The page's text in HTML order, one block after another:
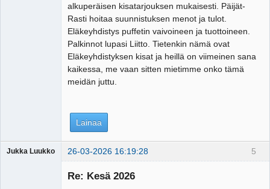
alkuperäisen kisatarjouksen mukaisesti. Päijät-
Rasti hoitaa suunnistuksen menot ja tulot.
Eläkeyhdistys puffetin vaivoineen ja tuottoineen.
Palkinnot lupasi Liitto. Tietenkin nämä ovat
Eläkeyhdistyksen kisat ja heillä on viimeinen sana
kaikessa, me vaan sitten mietimme onko tämä
meidän juttu.
Lainaa
5
Jukka Luukko 26-03-2026 16:19:28
Re: Kesä 2026